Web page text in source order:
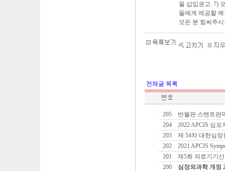
을 삽입권고. 7)
들에게 제공할
모든 분 힘써주
전체글 목록
205
반월판 스텐트판
204
2022 APCIS 심포
203
제 54차 대한심
202
2021 APCIS
201
제5회 의료기기
200
심장외과학 개정